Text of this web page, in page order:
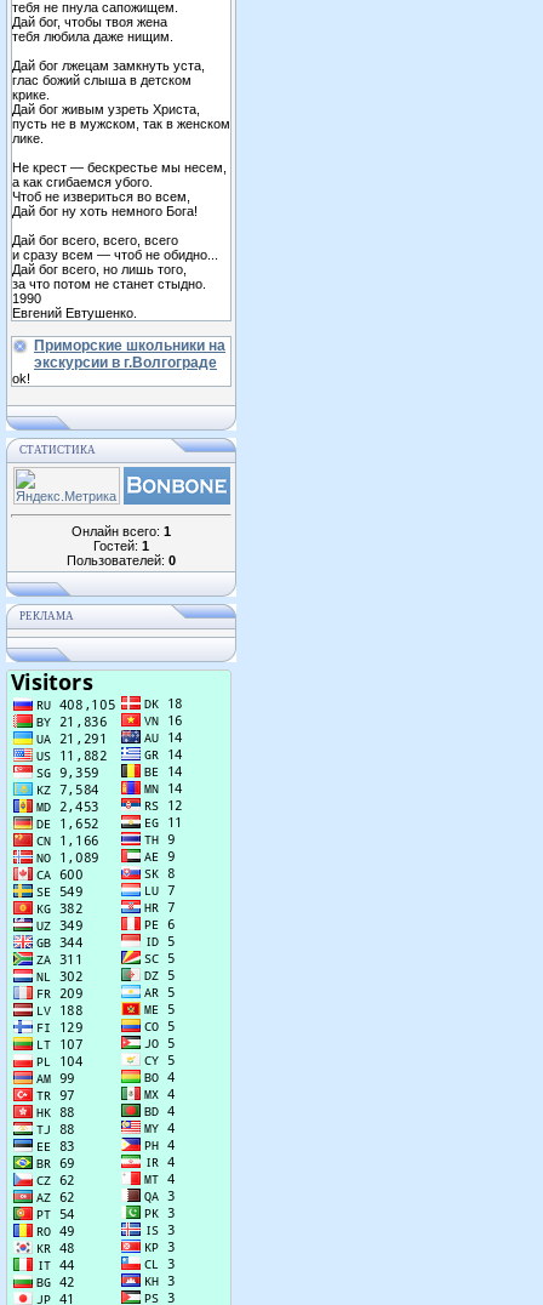
тебя не пнула сапожищем.
Дай бог, чтобы твоя жена
тебя любила даже нищим.
Дай бог лжецам замкнуть уста,
глас божий слыша в детском
крике.
Дай бог живым узреть Христа,
пусть не в мужском, так в женском
лике.
Не крест — бескрестье мы несем,
а как сгибаемся убого.
Чтоб не извериться во всем,
Дай бог ну хоть немного Бога!
Дай бог всего, всего, всего
и сразу всем — чтоб не обидно...
Дай бог всего, но лишь того,
за что потом не станет стыдно.
1990
Евгений Евтушенко.
Приморские школьники на
экскурсии в г.Волгограде
ok!
СТАТИСТИКА
Онлайн всего: 1
Гостей: 1
Пользователей: 0
РЕКЛАМА